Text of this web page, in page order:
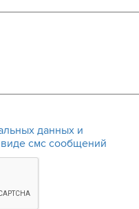
данных и
смс сообщений